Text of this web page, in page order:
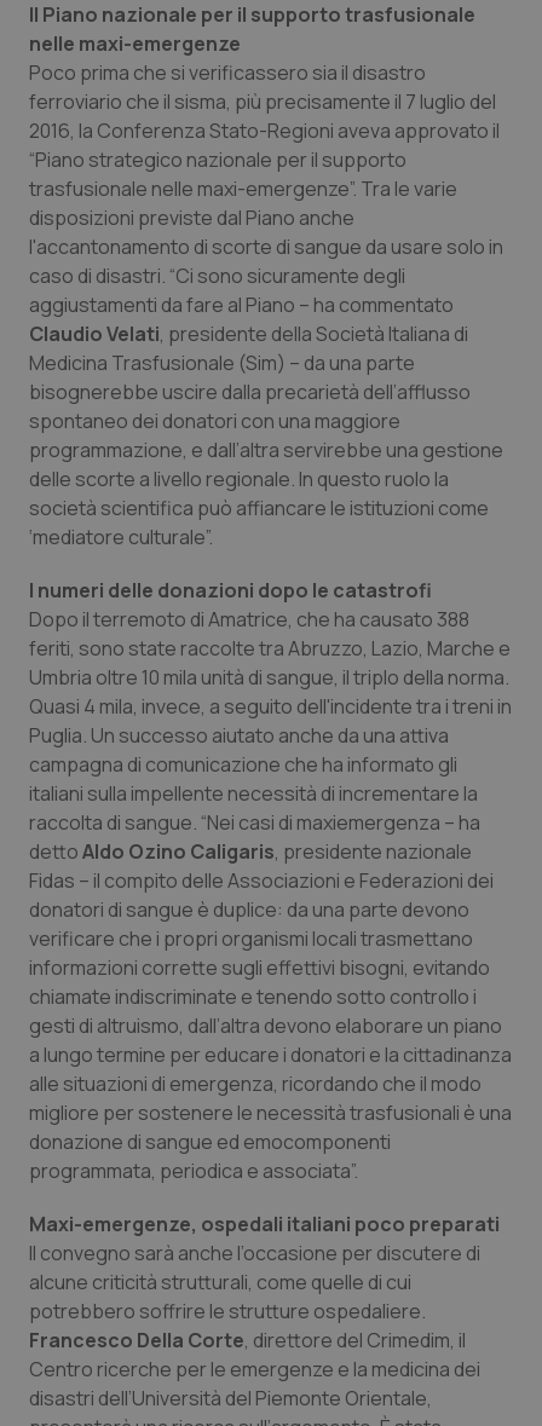
Puglia
Sardegna
Sicilia
Toscana
Umbria
Valle D’Aosta
Veneto
Malattie rare
Malattia di Crohn & Rettocolite Ulcerosa
Neuroscienze & patologie neurodegenerative
Obesità
Oftalmologia
Oncodermatologia
Oncoematologia
Oncologia & Nutrizione
Psoriasi & pelle
Quotidiano Cardiologia
Quotidiano Chirurgia
Quotidiano Oncologia
Quotidiano Pediatria
Rene & patologie urogenitali
Salute orale & impianti
Sangue & coagulazione
Tiroide
Tumore al seno
Tumore ovarico
Tumori del Polmone & Testa Collo
Tumori gastrointestinali
Ulcera & Reflusso
Vaccini
Il Piano nazionale per il supporto trasfusionale
nelle maxi-emergenze
Poco prima che si verificassero sia il disastro
ferroviario che il sisma, più precisamente il 7 luglio del
2016, la Conferenza Stato-Regioni aveva approvato il
“Piano strategico nazionale per il supporto
trasfusionale nelle maxi-emergenze”. Tra le varie
disposizioni previste dal Piano anche
l'accantonamento di scorte di sangue da usare solo in
caso di disastri. “Ci sono sicuramente degli
aggiustamenti da fare al Piano – ha commentato
Claudio Velati, presidente della Società Italiana di
Medicina Trasfusionale (Sim) – da una parte
bisognerebbe uscire dalla precarietà dell’afflusso
spontaneo dei donatori con una maggiore
programmazione, e dall’altra servirebbe una gestione
delle scorte a livello regionale. In questo ruolo la
società scientifica può affiancare le istituzioni come
‘mediatore culturale”.
I numeri delle donazioni dopo le catastrofi
Dopo il terremoto di Amatrice, che ha causato 388
feriti, sono state raccolte tra Abruzzo, Lazio, Marche e
Umbria oltre 10 mila unità di sangue, il triplo della norma.
Quasi 4 mila, invece, a seguito dell'incidente tra i treni in
Puglia. Un successo aiutato anche da una attiva
campagna di comunicazione che ha informato gli
italiani sulla impellente necessità di incrementare la
raccolta di sangue. “Nei casi di maxiemergenza – ha
dettoAldo Ozino Caligaris, presidente nazionale
Fidas – il compito delle Associazioni e Federazioni dei
donatori di sangue è duplice: da una parte devono
verificare che i propri organismi locali trasmettano
informazioni corrette sugli effettivi bisogni, evitando
chiamate indiscriminate e tenendo sotto controllo i
gesti di altruismo, dall’altra devono elaborare un piano
a lungo termine per educare i donatori e la cittadinanza
alle situazioni di emergenza, ricordando che il modo
migliore per sostenere le necessità trasfusionali è una
donazione di sangue ed emocomponenti
programmata, periodica e associata”.
Maxi-emergenze, ospedali italiani poco preparati
Il convegno sarà anche l’occasione per discutere di
alcune criticità strutturali, come quelle di cui
potrebbero soffrire le strutture ospedaliere.
Francesco Della Corte, direttore del Crimedim, il
Centro ricerche per le emergenze e la medicina dei
disastri dell’Università del Piemonte Orientale,